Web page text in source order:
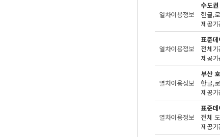
열차이용정보
수도
한글,
제공
열차이용정보
표준
전체
제공
열차이용정보
부산
한글,
제공
열차이용정보
표준
전체
제공